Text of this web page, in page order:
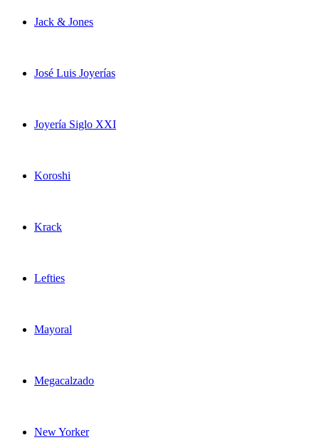
Jack & Jones
José Luis Joyerías
Joyería Siglo XXI
Koroshi
Krack
Lefties
Mayoral
Megacalzado
New Yorker